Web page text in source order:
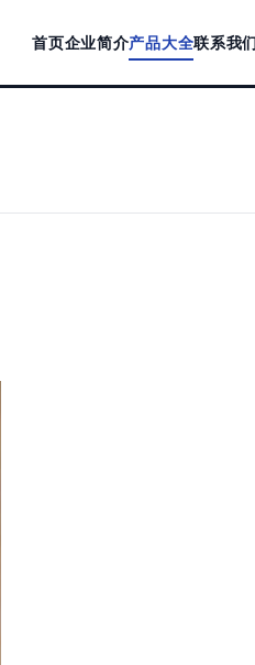
首页企业简介产品大全联系我